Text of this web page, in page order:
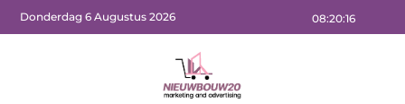
08:20:18
Donderdag 6 Augustus 2026